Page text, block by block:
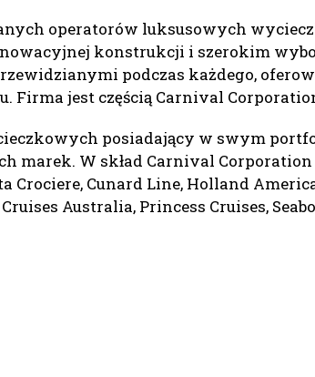
operatorów luksusowych
konstrukcji i szerokim
podczas każdego,
jest częścią Carnival
posiadający w swym
marek. W skład Carnival
Crociere, Cunard Line, Holland
Australia, Princess Cruises,